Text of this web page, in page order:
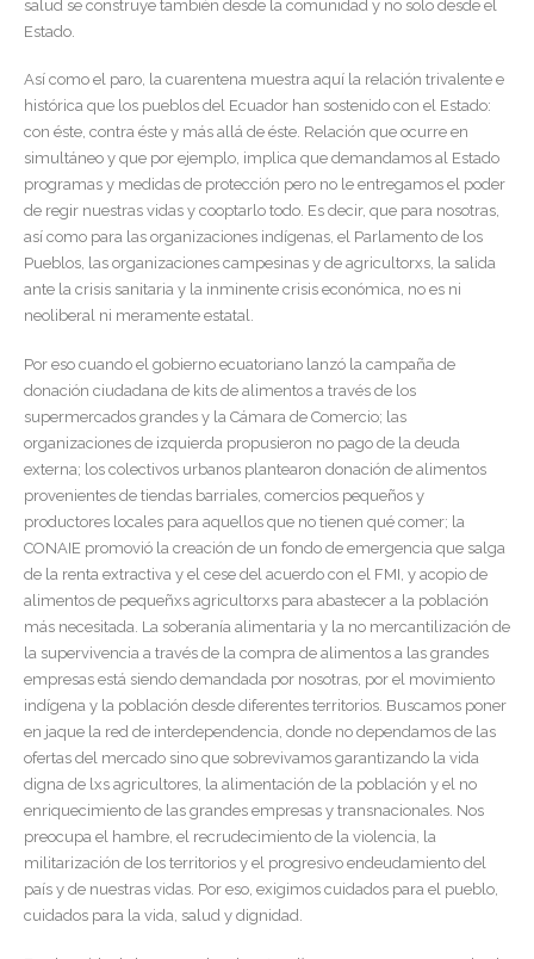
salud se construye también desde la comunidad y no solo desde el
Estado.
Así como el paro, la cuarentena muestra aquí la relación trivalente e
histórica que los pueblos del Ecuador han sostenido con el Estado:
con éste, contra éste y más allá de éste. Relación que ocurre en
simultáneo y que por ejemplo, implica que demandamos al Estado
programas y medidas de protección pero no le entregamos el poder
de regir nuestras vidas y cooptarlo todo. Es decir, que para nosotras,
así como para las organizaciones indígenas, el Parlamento de los
Pueblos, las organizaciones campesinas y de agricultorxs, la salida
ante la crisis sanitaria y la inminente crisis económica, no es ni
neoliberal ni meramente estatal.
Por eso cuando el gobierno ecuatoriano lanzó la campaña de
donación ciudadana de kits de alimentos a través de los
supermercados grandes y la Cámara de Comercio; las
organizaciones de izquierda propusieron no pago de la deuda
externa; los colectivos urbanos plantearon donación de alimentos
provenientes de tiendas barriales, comercios pequeños y
productores locales para aquellos que no tienen qué comer; la
CONAIE promovió la creación de un fondo de emergencia que salga
de la renta extractiva y el cese del acuerdo con el FMI, y acopio de
alimentos de pequeñxs agricultorxs para abastecer a la población
más necesitada. La soberanía alimentaria y la no mercantilización de
la supervivencia a través de la compra de alimentos a las grandes
empresas está siendo demandada por nosotras, por el movimiento
indígena y la población desde diferentes territorios. Buscamos poner
en jaque la red de interdependencia, donde no dependamos de las
ofertas del mercado sino que sobrevivamos garantizando la vida
digna de lxs agricultores, la alimentación de la población y el no
enriquecimiento de las grandes empresas y transnacionales. Nos
preocupa el hambre, el recrudecimiento de la violencia, la
militarización de los territorios y el progresivo endeudamiento del
país y de nuestras vidas. Por eso, exigimos cuidados para el pueblo,
cuidados para la vida, salud y dignidad.